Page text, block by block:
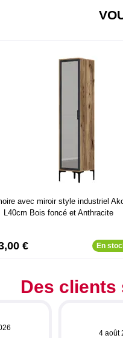
avec miroir style industriel
L40cm Bois foncé et Anthracite
€ En
Des
4 août